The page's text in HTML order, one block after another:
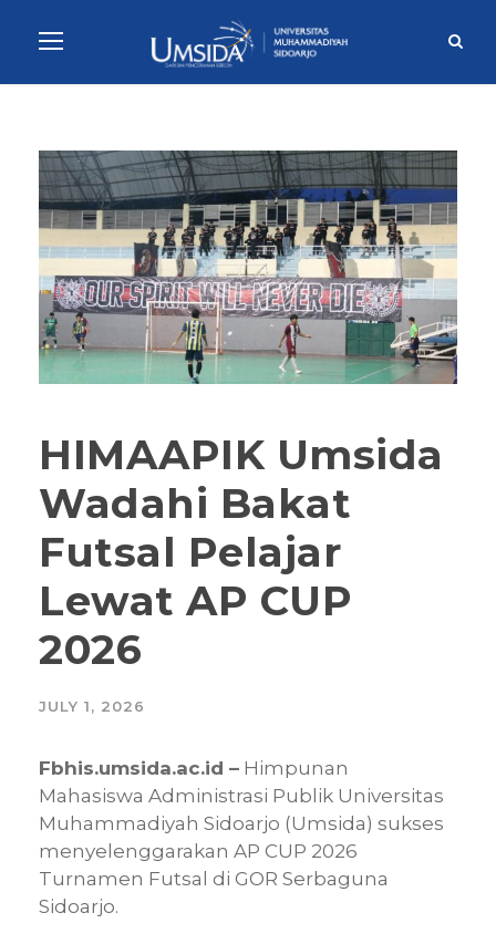
HIMAAPIK Umsida
Wadahi Bakat
Futsal Pelajar
Lewat AP CUP
2026
JULY 1, 2026
Fbhis.umsida.ac.id – Himpunan
Mahasiswa Administrasi Publik Universitas
Muhammadiyah Sidoarjo (Umsida) sukses
menyelenggarakan AP CUP 2026
Turnamen Futsal di GOR Serbaguna
Sidoarjo.